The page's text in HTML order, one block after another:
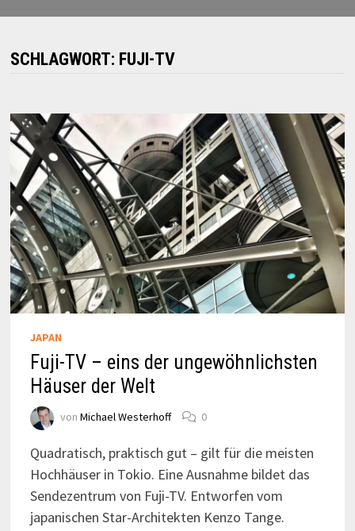
SCHLAGWORT: FUJI-TV
JAPAN
Fuji-TV – eins der ungewöhnlichsten
Häuser der Welt
von Michael Westerhoff 0
Quadratisch, praktisch gut – gilt für die meisten
Hochhäuser in Tokio. Eine Ausnahme bildet das
Sendezentrum von Fuji-TV. Entworfen vom
japanischen Star-Architekten Kenzo Tange.